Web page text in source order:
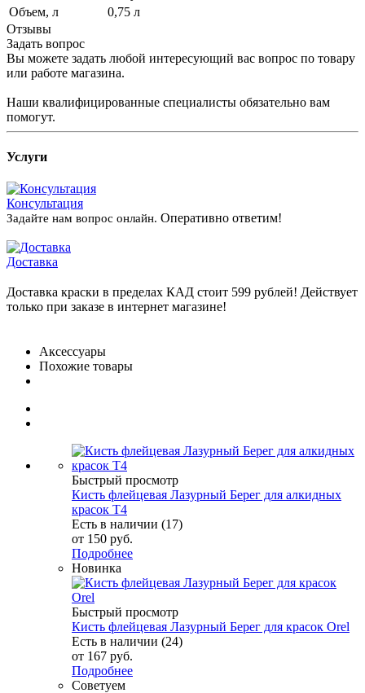
Объем, л
0,75 л
Отзывы
Задать вопрос
Вы можете задать любой интересующий вас вопрос по товару
или работе магазина.
Наши квалифицированные специалисты обязательно вам
помогут.
Услуги
Консультация
Задайте нам вопрос онлайн. Оперативно ответим!
Доставка
Доставка краски в пределах КАД стоит 599 рублей! Действует
только при заказе в интернет магазине!
Аксессуары
Похожие товары
Быстрый просмотр
Кисть флейцевая Лазурный Берег для алкидных
красок Т4
Есть в наличии (17)
от 150 руб.
Подробнее
Новинка
Быстрый просмотр
Кисть флейцевая Лазурный Берег для красок Orel
Есть в наличии (24)
от 167 руб.
Подробнее
Советуем